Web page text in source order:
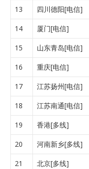
13 四川德阳[电信]
14 厦门[电信]
15 山东青岛[电信]
16 重庆[电信]
17 江苏扬州[电信]
18 江苏南通[电信]
19 香港[多线]
20 河南新乡[多线]
21 北京[多线]